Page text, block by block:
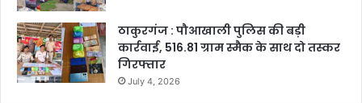
ठाकुरगंज : पौआखाली पुलिस की बड़ी
कार्रवाई, 516.81 ग्राम स्मैक के साथ दो तस्कर
गिरफ्तार
July 4, 2026